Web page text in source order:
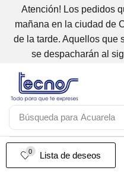
Atención! Los pedidos
mañana en la ciudad de
de la tarde. Aquellos que
se despacharán al
Búsqueda para Acuarela
0 Lista de deseos